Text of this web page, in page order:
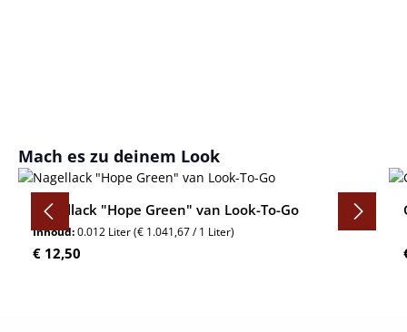
Productgalerij overslaan
Mach es zu deinem Look
Nagellack "Hope Green" van Look-To-Go
Inhoud:0.012 Liter(€ 1.041,67 / 1 Liter)
Normale prijs:
€ 12,50